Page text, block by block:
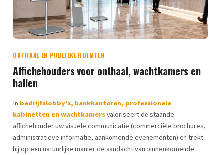
ONTHAAL EN PUBLIEKE RUIMTEN
Affichehouders voor onthaal, wachtkamers en
hallen
In bedrijfslobby's, bankkantoren, professionele
kabinetten en wachtkamersvaloriseert de staande
affichehouder uw visuele communicatie (commerciële brochures,
administratieve informatie, aankomende evenementen) en trekt
hij op een natuurlijke manier de aandacht van binnenkomende